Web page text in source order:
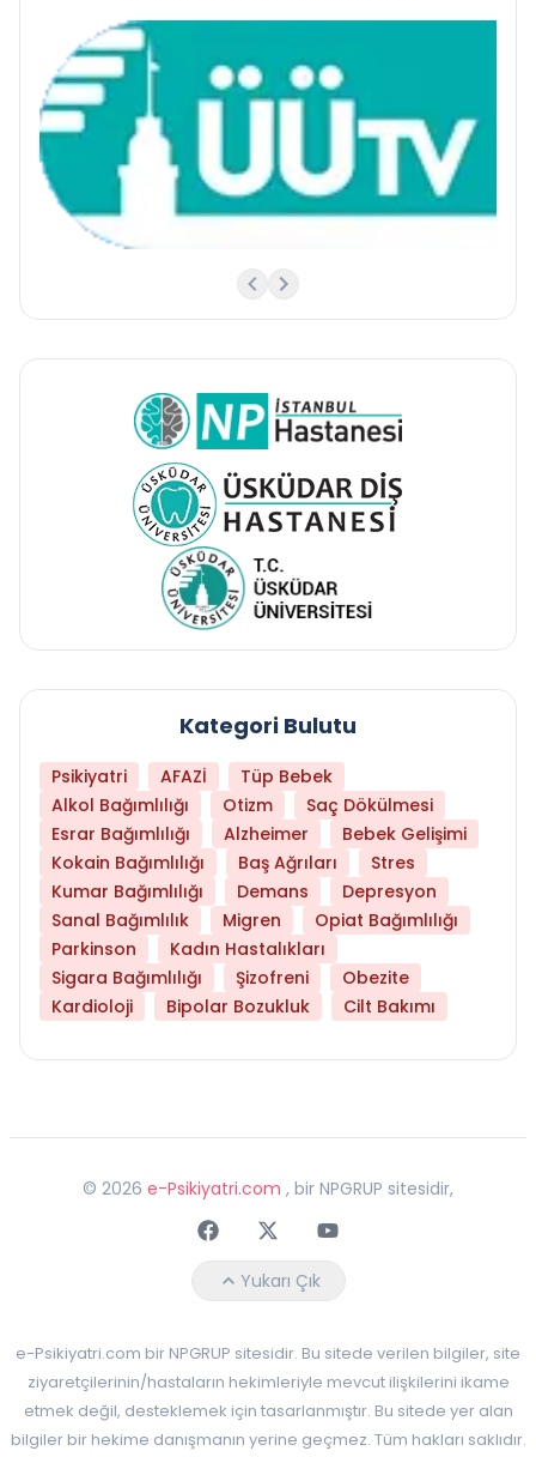
Kategori Bulutu
Psikiyatri AFAZİ
Tüp Bebek
Alkol Bağımlılığı
Otizm
Saç Dökülmesi
Esrar Bağımlılığı
Alzheimer
Bebek Gelişimi
Kokain Bağımlılığı
Baş Ağrıları
Stres
Kumar Bağımlılığı
Demans
Depresyon
Sanal Bağımlılık
Migren
Opiat Bağımlılığı
Parkinson
Kadın Hastalıkları
Sigara Bağımlılığı
Şizofreni
Obezite
Kardioloji
Bipolar Bozukluk Cilt Bakımı
© 2026 e-Psikiyatri.com , bir NPGRUP sitesidir,
FaceebokTwitterYoutube
Yukarı Çık
e-Psikiyatri.com bir NPGRUP sitesidir. Bu sitede verilen bilgiler, site
ziyaretçilerinin/hastaların hekimleriyle mevcut ilişkilerini ikame
etmek değil, desteklemek için tasarlanmıştır. Bu sitede yer alan
bilgiler bir hekime danışmanın yerine geçmez. Tüm hakları saklıdır.